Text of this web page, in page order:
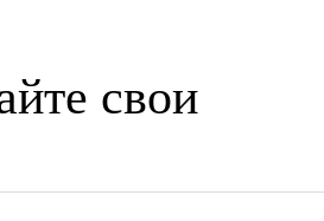
свои